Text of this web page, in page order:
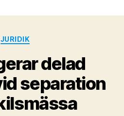
Kategorier
JURIDIK
delad
separation